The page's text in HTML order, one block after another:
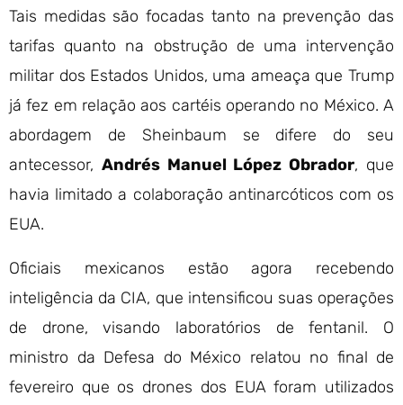
Tais medidas são focadas tanto na prevenção das
tarifas quanto na obstrução de uma intervenção
militar dos Estados Unidos, uma ameaça que Trump
já fez em relação aos cartéis operando no México. A
abordagem de Sheinbaum se difere do seu
antecessor, Andrés Manuel López Obrador, que
havia limitado a colaboração antinarcóticos com os
EUA.
Oficiais mexicanos estão agora recebendo
inteligência da CIA, que intensificou suas operações
de drone, visando laboratórios de fentanil. O
ministro da Defesa do México relatou no final de
fevereiro que os drones dos EUA foram utilizados